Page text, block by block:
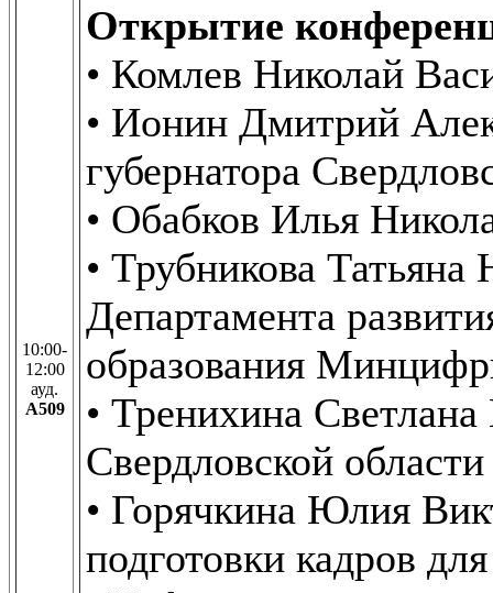
10:00-
12:00
ауд.
А509
Открытие
• Комлев Николай
• Ионин Дмитрий
губернатора
• Обабков Илья
• Трубникова Татьяна
Департамента
образования
• Тренихина
Свердловской области
• Горячкина Юлия
подготовки кадров